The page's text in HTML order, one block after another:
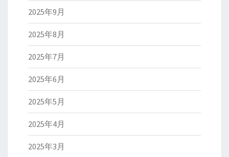
2025年9月
2025年8月
2025年7月
2025年6月
2025年5月
2025年4月
2025年3月